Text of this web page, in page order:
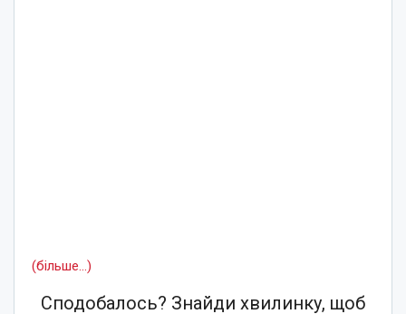
(більше…)
Сподобалось? Знайди хвилинку, щоб